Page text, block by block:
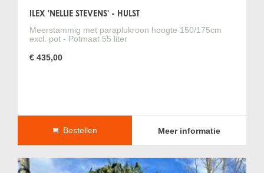
ILEX 'NELLIE STEVENS' - HULST
Meerstammig met paraplukroon hoogte 150/175cm
excl. pot - Potmaat 55 liter
€ 435,00
Bestellen Meer informatie